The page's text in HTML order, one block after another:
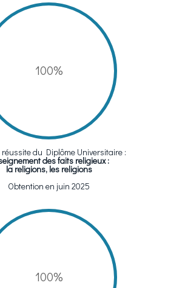
100%
réussite du Diplôme Universitaire :
des faits religieux :
la religions, les religions
Obtention en juin 2025
100%